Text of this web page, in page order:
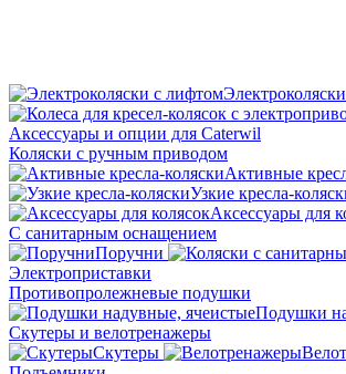
Аксессуары и опции для Caterwil
Коляски с ручным приводом
Активные
Узкие кресла-
Аксессуары для
С санитарным оснащением
Поручни
Электроприставки
Противопролежневые подушки
Подушки
Скутеры и велотренажеры
Скутеры